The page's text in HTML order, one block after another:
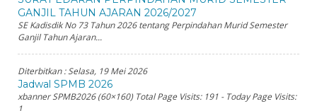
GANJIL TAHUN AJARAN 2026/2027
SE Kadisdik No 73 Tahun 2026 tentang Perpindahan Murid Semester
Ganjil Tahun Ajaran...
Diterbitkan :Selasa, 19 Mei 2026
Jadwal SPMB 2026
xbanner SPMB2026 (60×160) Total Page Visits: 191 - Today Page Visits:
1